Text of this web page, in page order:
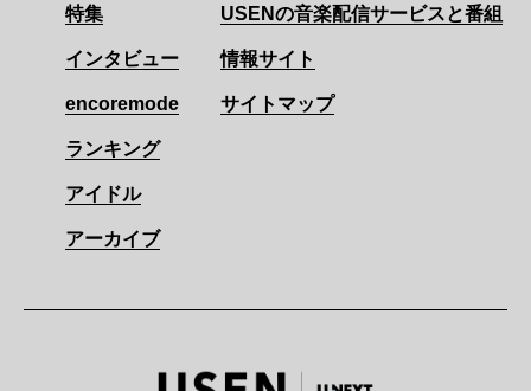
特集
インタビュー
encoremode
ランキング
アイドル
アーカイブ
USENの音楽配信サービスと番組
情報サイト
サイトマップ